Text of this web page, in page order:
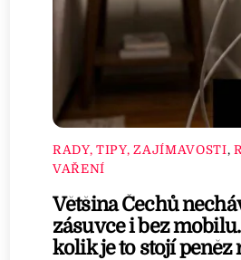
RADY, TIPY, ZAJÍMAVOSTI,
VAŘENÍ
Většina Čechů
zásuvce i bez
kolik je to stojí peněz